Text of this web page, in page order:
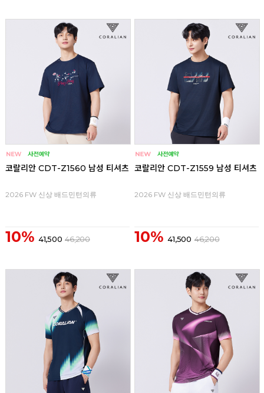
코랄리안 CDT-Z1560 남성 티셔츠
2026 FW 신상 배드민턴의류
10% 41,500 46,200
코랄리안 CDT-Z1559 남성 티셔츠
2026 FW 신상 배드민턴의류
10% 41,500 46,200